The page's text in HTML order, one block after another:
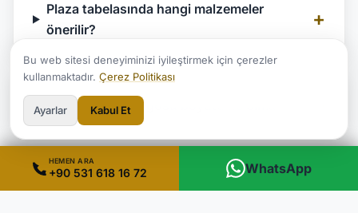
Plaza tabelasında hangi malzemeler
önerilir?
+
Plaza giriş logosu boyutu ne olmalı?
HEMEN ARA
+90 531 618 16 72 WhatsApp
Bu web sitesi deneyiminizi iyileştirmek için çerezler
kullanmaktadır. Çerez Politikası
Ayarlar Kabul Et